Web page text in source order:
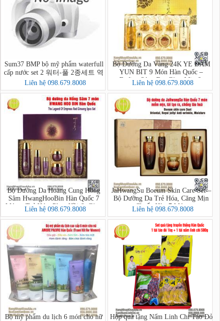
Sum37 BMP bộ mỹ phẩm waterfull
cấp nước set 2 워터-풀 2종세트 역
매팩
Liên hệ 098.679.8008
Bộ Dưỡng Da Vàng 24K YE DAM
YUN BIT 9 Món Hàn Quốc –
Dưỡng Sáng Da, Căng Mịn &
Chống Lão Hóa Cao Cấp
Liên hệ 098.679.8008
Bộ Dưỡng Da Hoàng Cung Hồng
Sâm HwangHooBin Hàn Quốc 7
Món – Trẻ Hóa, Phục Hồi & Căng
Mịn Làn Da
Liên hệ 098.679.8008
JaHwangSu Boeum Skin Care Set –
Bộ Dưỡng Da Trẻ Hóa, Căng Mịn
Chuẩn Hàn 7 Món
Liên hệ 098.679.8008
Bộ mỹ phẩm du lịch 6 món cho nữ
Hộp quà tặng Nấm Linh Chi Táo Đỏ